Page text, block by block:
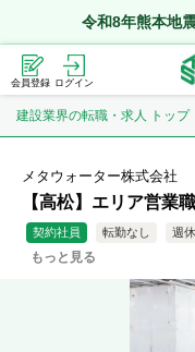
令和8年熊本地
会員登録 ログイン
建設業界の転職・求人 トップ
メタウォーター株式会社
【高松】エリア営業
契約社員 転勤なし 週
もっと見る